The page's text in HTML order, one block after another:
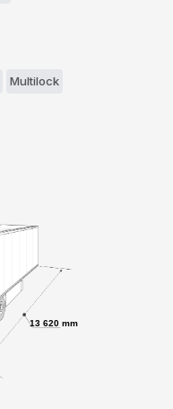
Multilock
13 620 mm